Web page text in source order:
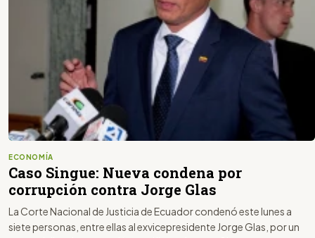
ECONOMÍA
Caso Singue: Nueva condena por
corrupción contra Jorge Glas
La Corte Nacional de Justicia de Ecuador condenó este lunes a
siete personas, entre ellas al exvicepresidente Jorge Glas, por un